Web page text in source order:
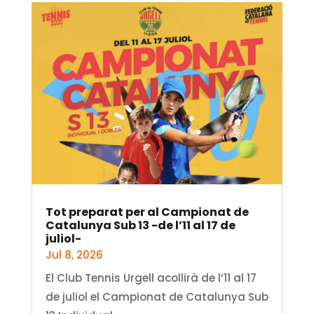
Tot preparat per al Campionat de
Catalunya Sub 13 -de l’11 al 17 de
juliol-
Jul 8, 2026
El Club Tennis Urgell acollirà de l’11 al 17
de juliol el Campionat de Catalunya Sub